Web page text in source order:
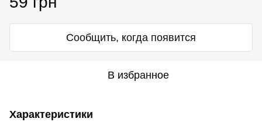
Сообщить, когда появится
В избранное
Характеристики